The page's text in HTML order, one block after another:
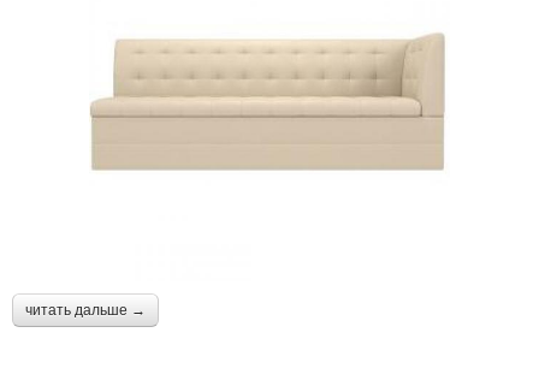
читать дальше →